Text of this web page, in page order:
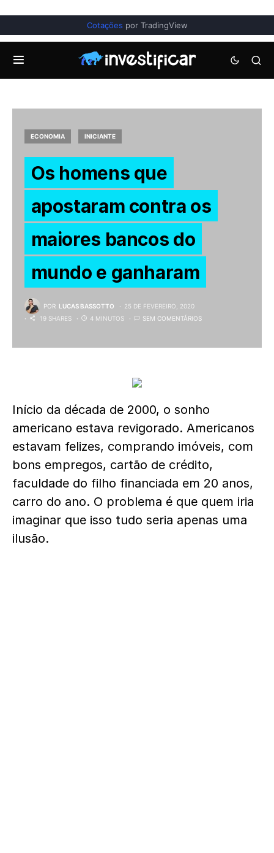
Cotações por TradingView
ECONOMIA INICIANTE
Os homens que
apostaram contra os
maiores bancos do
mundo e ganharam
POR LUCAS BASSOTTO
25 DE FEVEREIRO, 2020
19 SHARES
4 MINUTOS SEM COMENTÁRIOS
Início da década de 2000, o sonho
americano estava revigorado. Americanos
estavam felizes, comprando imóveis, com
bons empregos, cartão de crédito,
faculdade do filho financiada em 20 anos,
carro do ano. O problema é que quem iria
imaginar que isso tudo seria apenas uma
ilusão.